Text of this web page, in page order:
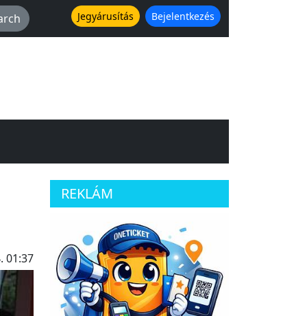
Jegyárusítás Bejelentkezés
01:37
REKLÁM